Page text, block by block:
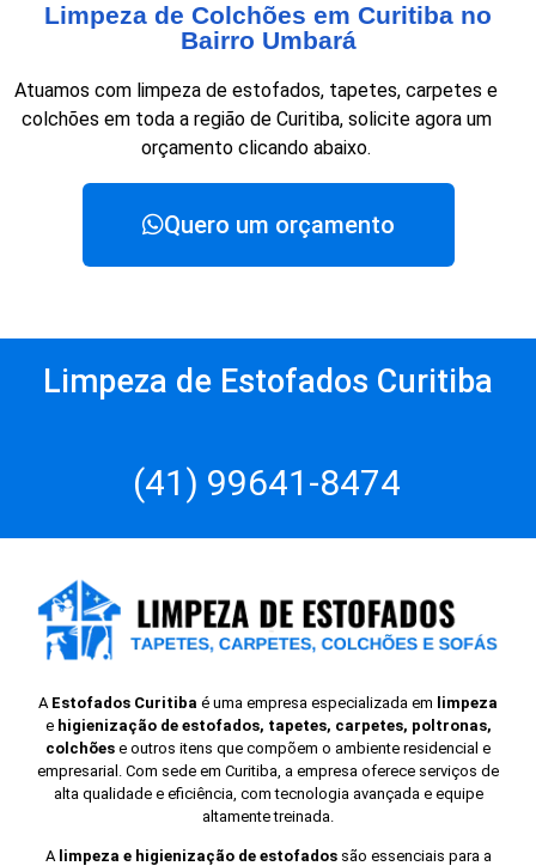
Limpeza de Colchões em Curitiba no
Bairro Umbará
Atuamos com limpeza de estofados, tapetes, carpetes e
colchões em toda a região de Curitiba, solicite agora um
orçamento clicando abaixo.
Quero um orçamento
Limpeza de Estofados Curitiba
(41) 99641-8474
A Estofados Curitiba é uma empresa especializada em limpeza
e higienização de estofados, tapetes, carpetes, poltronas,
colchões e outros itens que compõem o ambiente residencial e
empresarial. Com sede em Curitiba, a empresa oferece serviços de
alta qualidade e eficiência, com tecnologia avançada e equipe
altamente treinada.
A limpeza e higienização de estofados são essenciais para a